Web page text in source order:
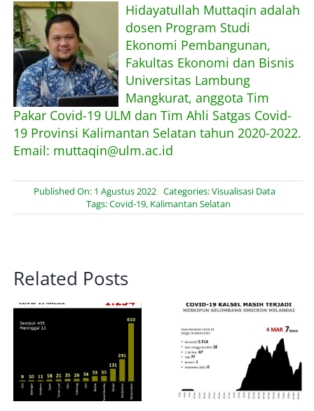
Hidayatullah Muttaqin adalah
dosen Program Studi
Ekonomi Pembangunan,
Fakultas Ekonomi dan Bisnis
Universitas Lambung
Mangkurat, anggota Tim
Pakar Covid-19 ULM dan Tim Ahli Satgas Covid-
19 Provinsi Kalimantan Selatan tahun 2020-2022.
Email: muttaqin@ulm.ac.id
Published On: 1 Agustus 2022 Categories:Visualisasi Data
Tags:Covid-19, Kalimantan Selatan
Related Posts